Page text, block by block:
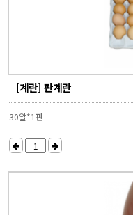
[계란] 판계란
30알*1판